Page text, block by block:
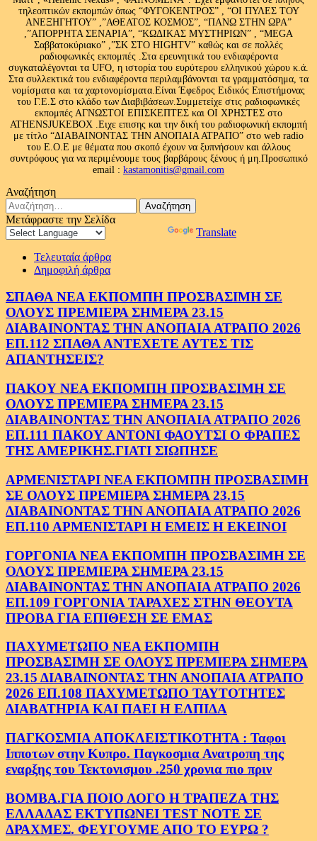
τηλεοπτικών εκπομπών όπως “ΦΥΓΟΚΕΝΤΡΟΣ” , “ΟΙ ΠΥΛΕΣ ΤΟΥ
ΑΝΕΞΗΓΗΤΟΥ” ,”ΑΘΕΑΤΟΣ ΚΟΣΜΟΣ”, “ΠΑΝΩ ΣΤΗΝ ΩΡΑ”
,”ΑΠΟΡΡΗΤΑ ΣΕΝΑΡΙΑ”, “ΚΩΔΙΚΑΣ ΜΥΣΤΗΡΙΩΝ” , “MEGA
Σαββατοκύριακο” ,”ΣΚ ΣΤΟ HIGHTV” καθώς και σε πολλές
ραδιοφωνικές εκπομπές .Στα ερευνητικά του ενδιαφέροντα
συγκαταλέγονται τα UFO, η ιστορία του ευρύτερου ελληνικού χώρου κ.ά.
Στα συλλεκτικά του ενδιαφέροντα περιλαμβάνονται τα γραμματόσημα, τα
νομίσματα και τα χαρτονομίσματα.Είναι Έφεδρος Ειδικός Επιστήμονας
του Γ.Ε.Σ στο κλάδο των Διαβιβάσεων.Συμμετείχε στις ραδιοφωνικές
εκπομπές ΑΓΝΩΣΤΟΙ ΕΠΙΣΚΕΠΤΕΣ και ΟΙ ΧΡΗΣΤΕΣ στο
ATHENSJUKEBOX .Ειχε επισης και την δική του ραδιοφωνική εκπομπή
με τίτλο “ΔΙΑΒΑΙΝΟΝΤΑΣ ΤΗΝ ΑΝΟΠΑΙΑ ΑΤΡΑΠΟ” στο web radio
του Ε.Ο.Ε με θέματα που σκοπό έχουν να ξυπνήσουν και άλλους
συντρόφους για να περιμένουμε τους βαρβάρους ξένους ή μη.Προσωπικό
email : kastamonitis@gmail.com
Αναζήτηση
Αναζήτηση
για:
Μετάφραστε την Σελίδα
Translate
Τελευταία άρθρα
Δημοφιλή άρθρα
ΣΠΑΘΑ ΝΕΑ ΕΚΠΟΜΠΗ ΠΡΟΣΒΑΣΙΜΗ ΣΕ
ΟΛΟΥΣ ΠΡΕΜΙΕΡΑ ΣΗΜΕΡΑ 23.15
ΔΙΑΒΑΙΝΟΝΤΑΣ ΤΗΝ ΑΝΟΠΑΙΑ ΑΤΡΑΠΟ 2026
ΕΠ.112 ΣΠΑΘΑ ΑΝΤΕΧΕΤΕ ΑΥΤΕΣ ΤΙΣ
ΑΠΑΝΤΗΣΕΙΣ?
ΠΑΚΟΥ ΝΕΑ ΕΚΠΟΜΠΗ ΠΡΟΣΒΑΣΙΜΗ ΣΕ
ΟΛΟΥΣ ΠΡΕΜΙΕΡΑ ΣΗΜΕΡΑ 23.15
ΔΙΑΒΑΙΝΟΝΤΑΣ ΤΗΝ ΑΝΟΠΑΙΑ ΑΤΡΑΠΟ 2026
ΕΠ.111 ΠΑΚΟΥ ΑΝΤΟΝΙ ΦΑΟΥΤΣΙ Ο ΦΡΑΠΕΣ
ΤΗΣ ΑΜΕΡΙΚΗΣ.ΓΙΑΤΙ ΣΙΩΠΗΣΕ
ΑΡΜΕΝΙΣΤΑΡΙ ΝΕΑ ΕΚΠΟΜΠΗ ΠΡΟΣΒΑΣΙΜΗ
ΣΕ ΟΛΟΥΣ ΠΡΕΜΙΕΡΑ ΣΗΜΕΡΑ 23.15
ΔΙΑΒΑΙΝΟΝΤΑΣ ΤΗΝ ΑΝΟΠΑΙΑ ΑΤΡΑΠΟ 2026
ΕΠ.110 ΑΡΜΕΝΙΣΤΑΡΙ Η ΕΜΕΙΣ Η ΕΚΕΙΝΟΙ
ΓΟΡΓΟΝΙΑ ΝΕΑ ΕΚΠΟΜΠΗ ΠΡΟΣΒΑΣΙΜΗ ΣΕ
ΟΛΟΥΣ ΠΡΕΜΙΕΡΑ ΣΗΜΕΡΑ 23.15
ΔΙΑΒΑΙΝΟΝΤΑΣ ΤΗΝ ΑΝΟΠΑΙΑ ΑΤΡΑΠΟ 2026
ΕΠ.109 ΓΟΡΓΟΝΙΑ ΤΑΡΑΧΕΣ ΣΤΗΝ ΘΕΟΥΤΑ
ΠΡΟΒΑ ΓΙΑ ΕΠΙΘΕΣΗ ΣΕ ΕΜΑΣ
ΠΑΧΥΜΕΤΩΠΟ ΝΕΑ ΕΚΠΟΜΠΗ
ΠΡΟΣΒΑΣΙΜΗ ΣΕ ΟΛΟΥΣ ΠΡΕΜΙΕΡΑ ΣΗΜΕΡΑ
23.15 ΔΙΑΒΑΙΝΟΝΤΑΣ ΤΗΝ ΑΝΟΠΑΙΑ ΑΤΡΑΠΟ
2026 ΕΠ.108 ΠΑΧΥΜΕΤΩΠΟ ΤΑΥΤΟΤΗΤΕΣ
ΔΙΑΒΑΤΗΡΙΑ ΚΑΙ ΠΑΕΙ Η ΕΛΠΙΔΑ
ΠΑΓΚΟΣΜΙΑ ΑΠΟΚΛΕΙΣΤΙΚΟΤΗΤΑ : Ταφοι
Ιπποτων στην Κυπρο. Παγκοσμια Ανατροπη της
εναρξης του Τεκτονισμου .250 χρονια πιο πριν
ΒΟΜΒΑ.ΓΙΑ ΠΟΙΟ ΛΟΓΟ Η ΤΡΑΠΕΖΑ ΤΗΣ
ΕΛΛΑΔΑΣ ΕΚΤΥΠΩΝΕΙ TEST NOTE ΣΕ
ΔΡΑΧΜΕΣ. ΦΕΥΓΟΥΜΕ ΑΠΟ ΤΟ ΕΥΡΩ ?